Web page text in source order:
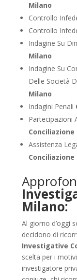
Milano
Controllo
Controllo
Indagine Su
Milano
Indagine Su
Delle Società
Milano
Indagini Penali
Partecipazioni
Conciliazione
Assistenza
Conciliazione
Milano:
Al giorno d’oggi
decidono di
Investigative
scelta per i
investigatore